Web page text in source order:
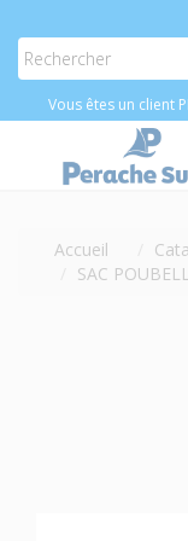
Vous êtes un client
Accueil
SAC